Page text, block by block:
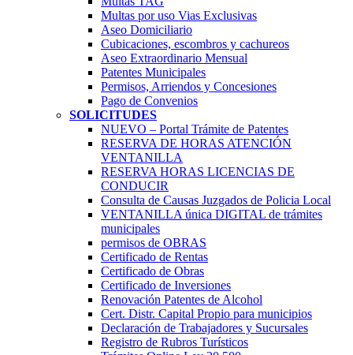
Multas por uso Vias Exclusivas
Aseo Domiciliario
Cubicaciones, escombros y cachureos
Aseo Extraordinario Mensual
Patentes Municipales
Permisos, Arriendos y Concesiones
Pago de Convenios
SOLICITUDES
NUEVO – Portal Trámite de Patentes
RESERVA DE HORAS ATENCIÓN
VENTANILLA
RESERVA HORAS LICENCIAS DE
CONDUCIR
Consulta de Causas Juzgados de Policia Local
VENTANILLA única DIGITAL de trámites
municipales
permisos de OBRAS
Certificado de Rentas
Certificado de Obras
Certificado de Inversiones
Renovación Patentes de Alcohol
Cert. Distr. Capital Propio para municipios
Declaración de Trabajadores y Sucursales
Registro de Rubros Turí­sticos